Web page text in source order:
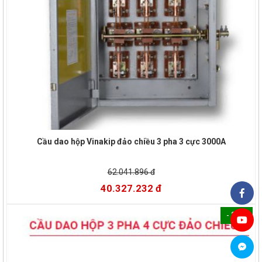
Cầu dao hộp Vinakip đảo chiều 3 pha 3 cực 3000A
62.041.896 đ
40.327.232 đ
- 35%